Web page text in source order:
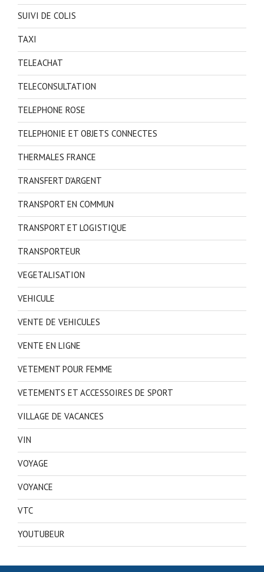
SUIVI DE COLIS
TAXI
TELEACHAT
TELECONSULTATION
TELEPHONE ROSE
TELEPHONIE ET OBJETS CONNECTES
THERMALES FRANCE
TRANSFERT D'ARGENT
TRANSPORT EN COMMUN
TRANSPORT ET LOGISTIQUE
TRANSPORTEUR
VEGETALISATION
VEHICULE
VENTE DE VEHICULES
VENTE EN LIGNE
VETEMENT POUR FEMME
VETEMENTS ET ACCESSOIRES DE SPORT
VILLAGE DE VACANCES
VIN
VOYAGE
VOYANCE
VTC
YOUTUBEUR